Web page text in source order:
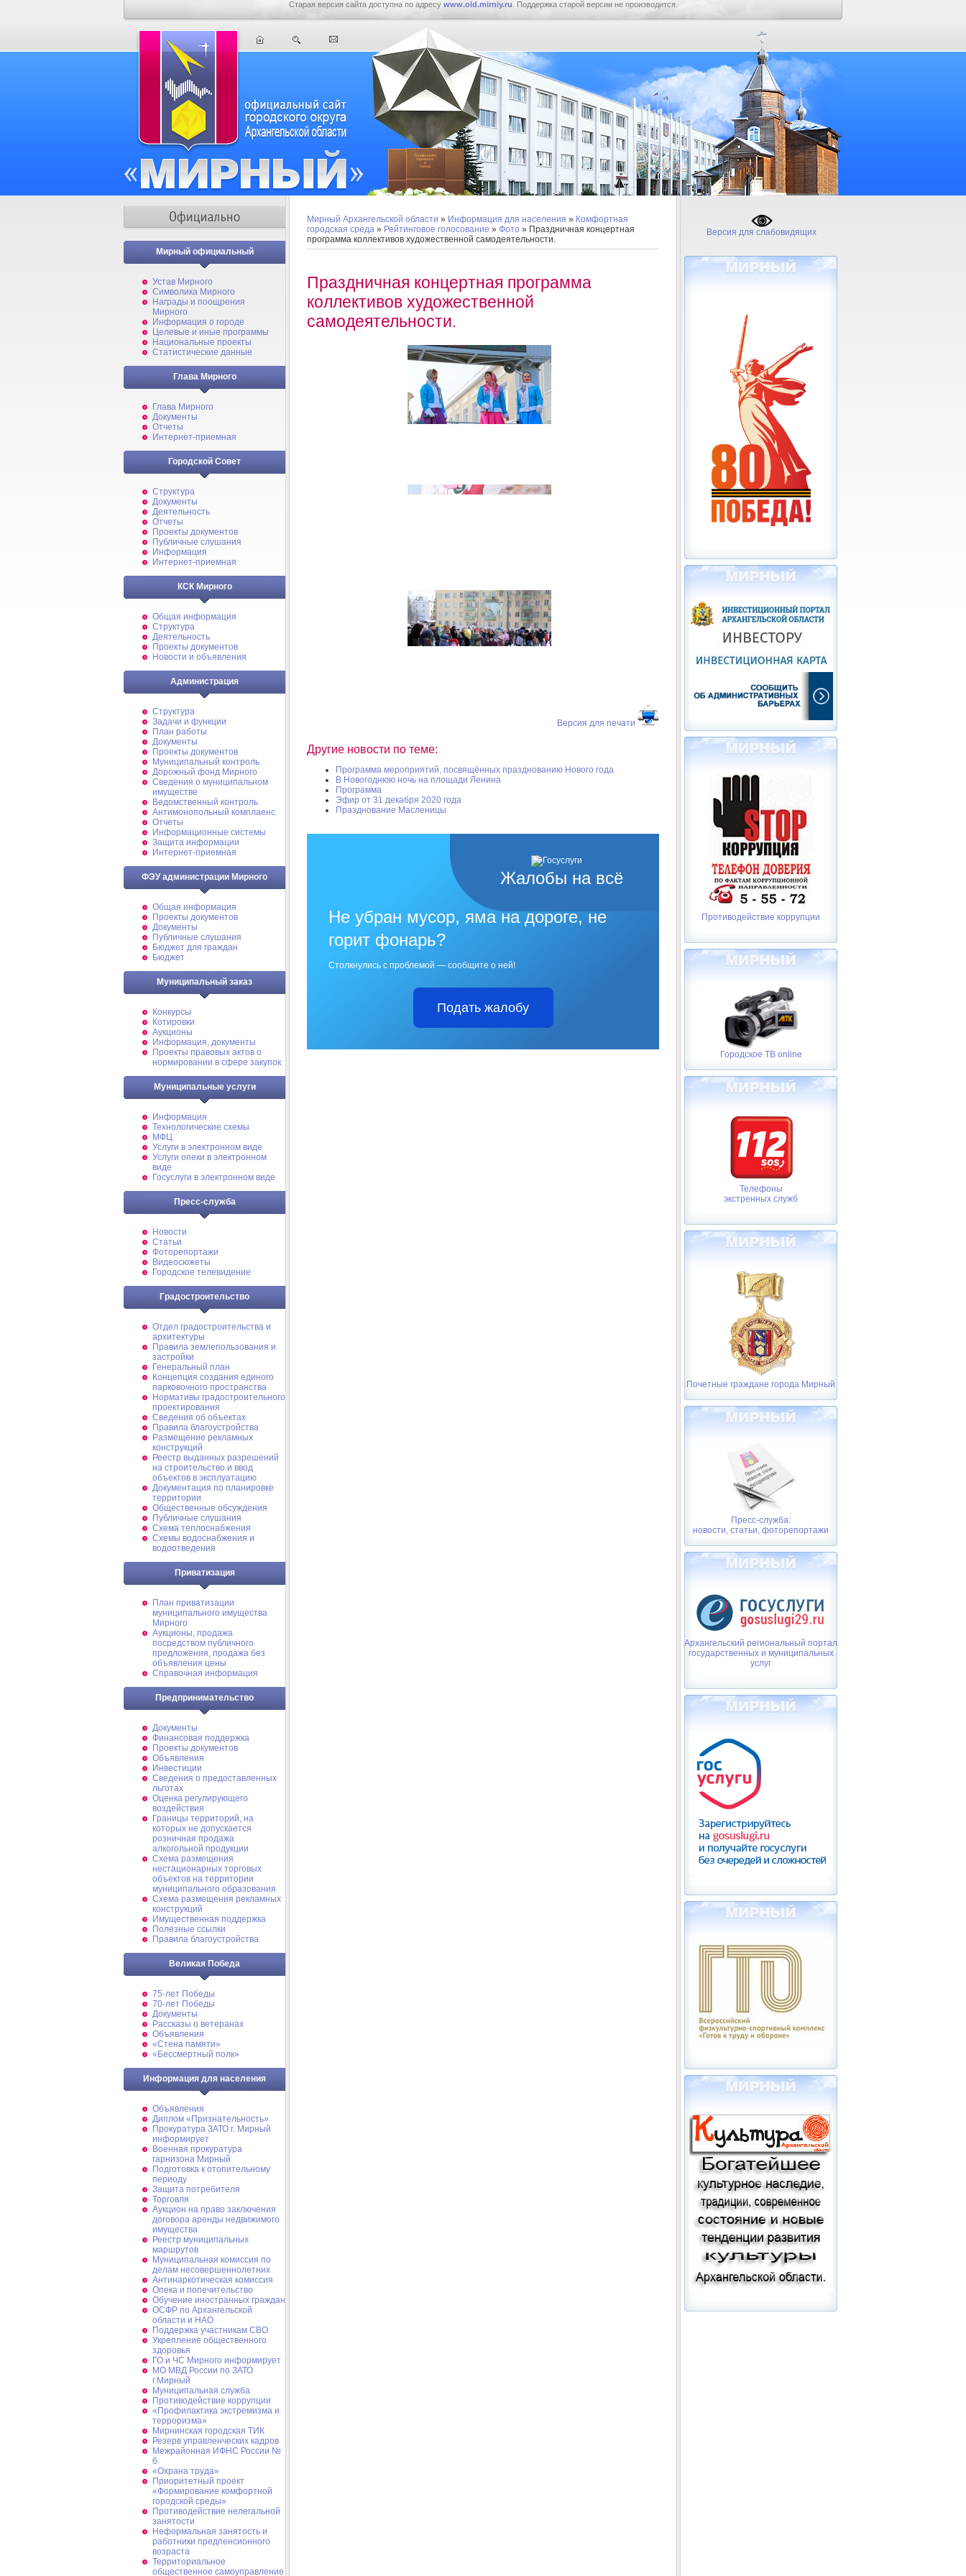
Старая версия сайта доступна по адресу www.old.mirniy.ru . Поддержка старой версии не производится.
Мирный официальный
Устав Мирного
Символика Мирного
Награды и поощрения
Мирного
Информация о городе
Целевые и иные программы
Национальные проекты
Статистические данные
Глава Мирного
Глава Мирного
Документы
Отчеты
Интернет-приемная
Городской Совет
Структура
Документы
Деятельность
Отчеты
Проекты документов
Публичные слушания
Информация
Интернет-приемная
КСК Мирного
Общая информация
Структура
Деятельность
Проекты документов
Новости и объявления
Администрация
Структура
Задачи и функции
План работы
Документы
Проекты документов
Муниципальный контроль
Дорожный фонд Мирного
Cведения о муниципальном
имуществе
Ведомственный контроль
Антимонопольный комплаенс
Отчеты
Информационные системы
Защита информации
Интернет-приемная
ФЭУ администрации Мирного
Общая информация
Проекты документов
Документы
Публичные слушания
Бюджет для граждан
Бюджет
Муниципальный заказ
Конкурсы
Котировки
Аукционы
Информация, документы
Проекты правовых актов о
нормировании в сфере закупок
Муниципальные услуги
Информация
Технологические схемы
МФЦ
Услуги в электронном виде
Услуги опеки в электронном
виде
Госуслуги в электронном виде
Пресс-служба
Новости
Статьи
Фоторепортажи
Видеосюжеты
Городское телевидение
Градостроительство
Отдел градостроительства и
архитектуры
Правила землепользования и
застройки
Генеральный план
Концепция создания единого
парковочного пространства
Нормативы градостроительного
проектирования
Сведения об объектах
Правила благоустройства
Размещение рекламных
конструкций
Реестр выданных разрешений
на строительство и ввод
объектов в эксплуатацию
Документация по планировке
территории
Общественные обсуждения
Публичные слушания
Схема теплоснабжения
Схемы водоснабжения и
водоотведения
Приватизация
План приватизации
муниципального имущества
Мирного
Аукционы, продажа
посредством публичного
предложения, продажа без
объявления цены
Справочная информация
Предпринимательство
Документы
Финансовая поддержка
Проекты документов
Объявления
Инвестиции
Сведения о предоставленных
льготах
Оценка регулирующего
воздействия
Границы территорий, на
которых не допускается
розничная продажа
алкогольной продукции
Схема размещения
нестационарных торговых
объектов на территории
муниципального образования
Схема размещения рекламных
конструкций
Имущественная поддержка
Полезные ссылки
Правила благоустройства
Великая Победа
75-лет Победы
70-лет Победы
Документы
Рассказы о ветеранах
Объявления
«Стена памяти»
«Бессмертный полк»
Информация для населения
Объявления
Диплом «Признательность»
Прокуратура ЗАТО г. Мирный
информирует
Военная прокуратура
гарнизона Мирный
Подготовка к отопительному
периоду
Защита потребителя
Торговля
Аукцион на право заключения
договора аренды недвижимого
имущества
Реестр муниципальных
маршрутов
Муниципальная комиссия по
делам несовершеннолетних
Антинаркотическая комиссия
Опека и попечительство
Обучение иностранных граждан
ОСФР по Архангельской
области и НАО
Поддержка участникам СВО
Укрепление общественного
здоровья
ГО и ЧС Мирного информирует
МО МВД России по ЗАТО
г.Мирный
Муниципальная cлужба
Противодействие коррупции
«Профилактика экстремизма и
терроризма»
Мирнинская городская ТИК
Резерв управленческих кадров
Межрайонная ИФНС России №
6
«Охрана труда»
Приоритетный проект
«Формирование комфортной
городской среды»
Противодействие нелегальной
занятости
Неформальная занятость и
работники предпенсионного
возраста
Территориальное
общественное самоуправление
Мирный Архангельской области » Информация для населения » Комфортная
городская среда » Рейтинговое голосование » Фото » Праздничная концертная
программа коллективов художественной самодеятельности.
Праздничная концертная программа
коллективов художественной
самодеятельности.
Версия для печати
Другие новости по теме:
Программа мероприятий, посвящённых празднованию Нового года
В Новогоднюю ночь на площади Ленина
Программа
Эфир от 31 декабря 2020 года
Празднование Масленицы
Жалобы на всё
Не убран мусор, яма на дороге, не
горит фонарь?
Столкнулись с проблемой — сообщите о ней!
Подать жалобу
Версия для слабовидящих
Противодействие коррупции
Городское ТВ online
Телефоны
экстренных служб
Почетные граждане города Мирный
Пресс-служба:
новости, статьи, фоторепортажи
Архангельский региональный портал
государственных и муниципальных
услуг